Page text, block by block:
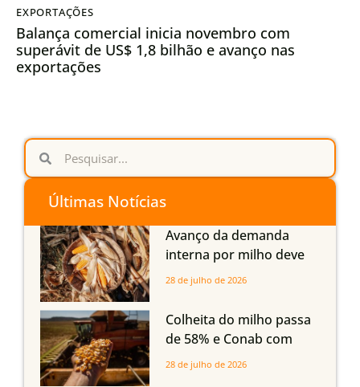
EXPORTAÇÕES
Balança comercial inicia novembro com
superávit de US$ 1,8 bilhão e avanço nas
exportações
Últimas Notícias
Avanço da demanda
interna por milho deve
compensar aumento da
em Mato Grosso, aponta
Imea
28 de julho de 2026
Colheita do milho passa
de 58% e Conab com
boas produtividades em
28 de julho de 2026